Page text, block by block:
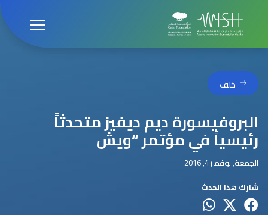
خلف
البروفيسورة ديم ديفيز متحدثاً
رئيسياً في مؤتمر “ويش
الجمعة, نوفمبر 4, 2016
شارك هذا الحدث